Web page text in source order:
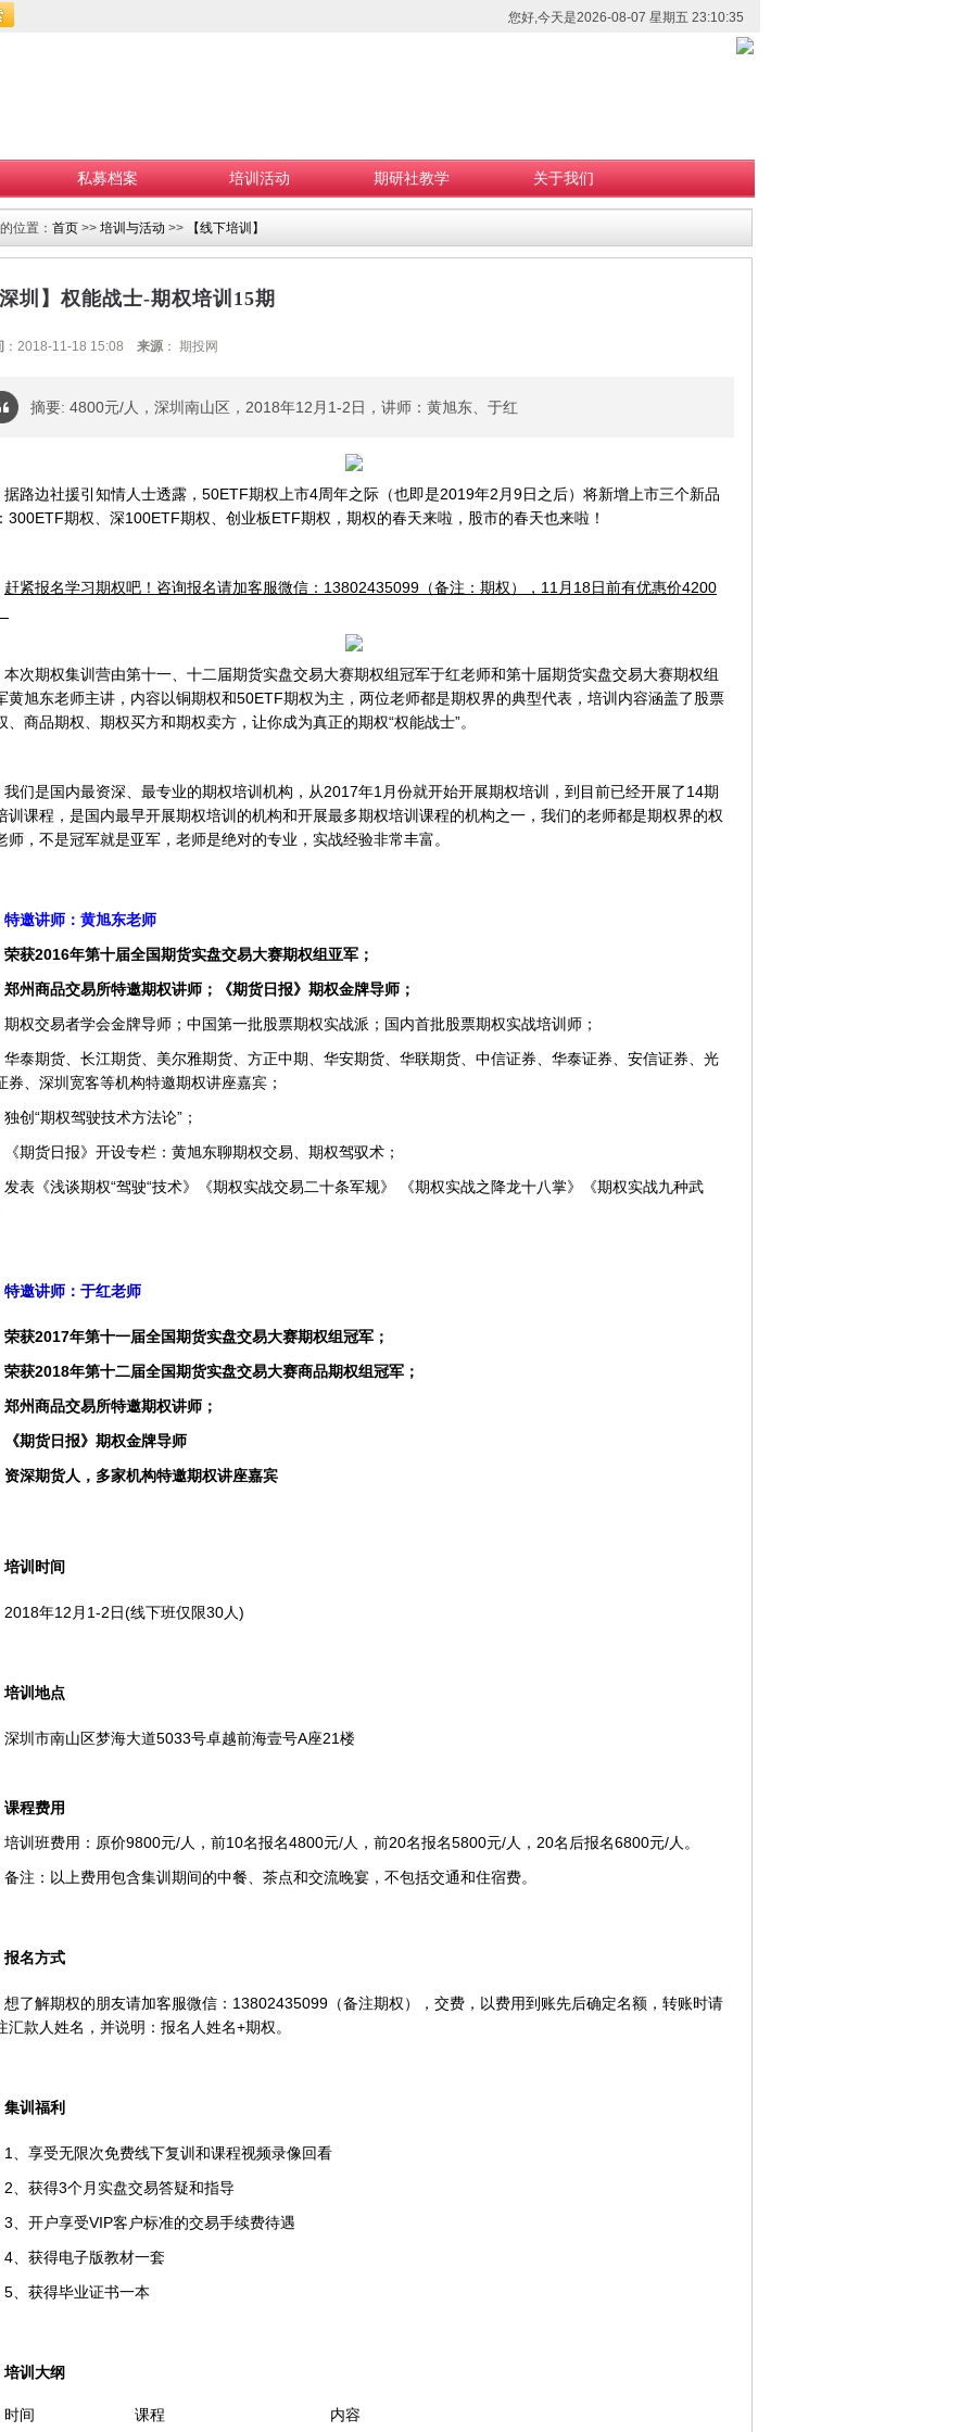
您好,今天是2026-08-07 星期五 23:10:35
私募档案 培训活动 期研社教学 关于我们
位置： 首页 >> 培训与活动 >> 【线下培训】
圳】权能战士-期权培训15期
：2018-11-18 15:08 来源： 期投网
摘要: 4800元/人，深圳南山区，2018年12月1-2日，讲师：黄旭东、于红
据路边社援引知情人士透露，50ETF期权上市4周年之际（也即是2019年2月9日之后）将新增上市三个新品
300ETF期权、深100ETF期权、创业板ETF期权，期权的春天来啦，股市的春天也来啦！
赶紧报名学习期权吧！咨询报名请加客服微信：13802435099（备注：期权），11月18日前有优惠价4200
本次期权集训营由第十一、十二届期货实盘交易大赛期权组冠军于红老师和第十届期货实盘交易大赛期权组
黄旭东老师主讲，内容以铜期权和50ETF期权为主，两位老师都是期权界的典型代表，培训内容涵盖了股票
、商品期权、期权买方和期权卖方，让你成为真正的期权“权能战士”。
我们是国内最资深、最专业的期权培训机构，从2017年1月份就开始开展期权培训，到目前已经开展了14期
训课程，是国内最早开展期权培训的机构和开展最多期权培训课程的机构之一，我们的老师都是期权界的权
师，不是冠军就是亚军，老师是绝对的专业，实战经验非常丰富。
特邀讲师：黄旭东老师
荣获2016年第十届全国期货实盘交易大赛期权组亚军；
郑州商品交易所特邀期权讲师；
《期货日报》期权金牌导师；
期权交易者学会金牌导师；中国第一批股票期权实战派；国内首批股票期权实战培训师；
华泰期货、长江期货、美尔雅期货、方正中期、华安期货、华联期货、中信证券、华泰证券、安信证券、光
券、深圳宽客等机构特邀期权讲座嘉宾；
独创“期权驾驶技术方法论”；
《期货日报》开设专栏：黄旭东聊期权交易、期权驾驭术；
发表《浅谈期权“驾驶“技术》《期权实战交易二十条军规》 《期权实战之降龙十八掌》《期权实战九种武
特邀讲师：于红老师
荣获2017年第十一届全国期货实盘交易大赛期权组冠军；
荣获2018年第十二届全国期货实盘交易大赛商品期权组冠军；
郑州商品交易所特邀期权讲师；
《期货日报》期权金牌导师
资深期货人，多家机构特邀期权讲座嘉宾
培训时间
2018年12月1-2日(线下班仅限30人)
培训地点
深圳市南山区梦海大道5033号卓越前海壹号A座21楼
课程费用
培训班费用：原价9800元/人，前10名报名4800元/人，前20名报名5800元/人，20名后报名6800元/人。
备注：以上费用包含集训期间的中餐、茶点和交流晚宴，不包括交通和住宿费。
报名方式
想了解期权的朋友请加客服微信：13802435099（备注期权），交费，以费用到账先后确定名额，转账时请
汇款人姓名，并说明：报名人姓名+期权。
集训福利
1、享受无限次免费线下复训和课程视频录像回看
2、获得3个月实盘交易答疑和指导
3、开户享受VIP客户标准的交易手续费待遇
4、获得电子版教材一套
5、获得毕业证书一本
培训大纲
时间 课程 内容